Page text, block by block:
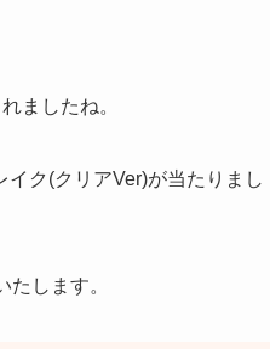
ましたね。
ク(クリアVer)が当たりまし
します。